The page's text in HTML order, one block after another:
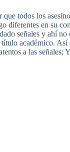
todos los
diferentes en su
señales y ahí no
académico. Así
a las señales;